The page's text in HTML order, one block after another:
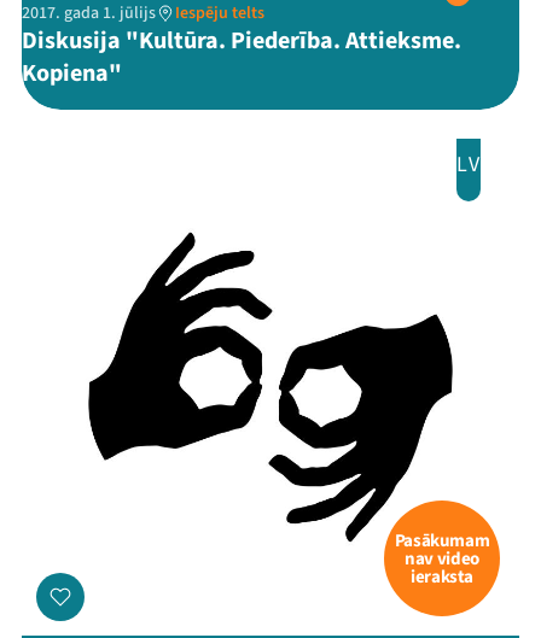
Festivāls
Programma
Arhīvs
Viņi bija LAMPĀ 2026
Jaunumi
2017. gada 1. jūlijs Iespēju telts
Diskusija "Kultūra. Piederība. Attieksme.
Kopiena"
LV
Pasākumam
nav video
ieraksta